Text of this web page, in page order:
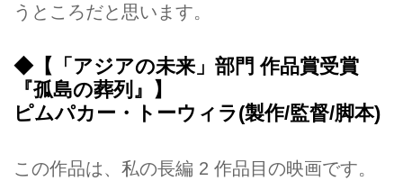
うところだと思います。
◆【「アジアの未来」部門 作品賞受賞
『孤島の葬列』】
ピムパカー・トーウィラ(製作/監督/脚本)
この作品は、私の長編 2 作品目の映画です。